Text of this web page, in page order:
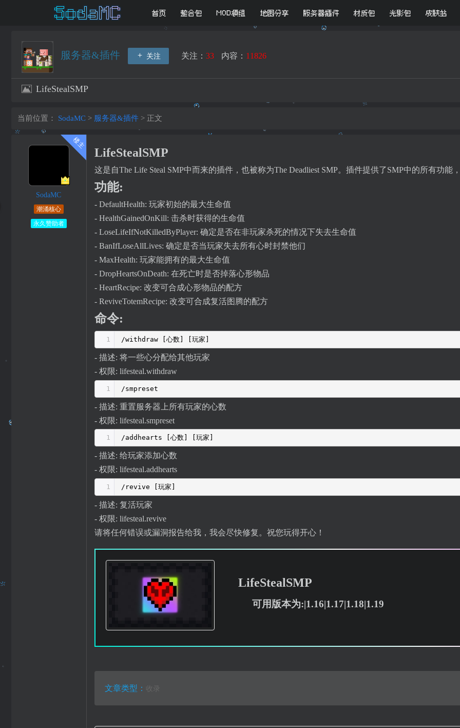
首页 整合包 MOD模组 地图分享 服务器插件 材质包 光影包 皮肤站
服务器&插件 关注 关注： 33 内容： 11826
LifeStealSMP
当前位置： SodaMC > 服务器&插件 > 正文
SodaMC
潮涌核心
永久赞助者
LifeStealSMP
这是自The Life Steal SMP中而来的插件，也被称为The Deadliest SMP。插件提供了SMP中的所有功
功能:
- DefaultHealth: 玩家初始的最大生命值
- HealthGainedOnKill: 击杀时获得的生命值
- LoseLifeIfNotKilledByPlayer: 确定是否在非玩家杀死的情况下失去生命值
- BanIfLoseAllLives: 确定是否当玩家失去所有心时封禁他们
- MaxHealth: 玩家能拥有的最大生命值
- DropHeartsOnDeath: 在死亡时是否掉落心形物品
- HeartRecipe: 改变可合成心形物品的配方
- ReviveTotemRecipe: 改变可合成复活图腾的配方
命令:
1 /withdraw [心数] [玩家]
- 描述: 将一些心分配给其他玩家
- 权限: lifesteal.withdraw
1 /smpreset
- 描述: 重置服务器上所有玩家的心数
- 权限: lifesteal.smpreset
1 /addhearts [心数] [玩家]
- 描述: 给玩家添加心数
- 权限: lifesteal.addhearts
1 /revive [玩家]
- 描述: 复活玩家
- 权限: lifesteal.revive
请将任何错误或漏洞报告给我，我会尽快修复。祝您玩得开心！
LifeStealSMP
可用版本为:|1.16|1.17|1.18|1.19
文章类型： 收录